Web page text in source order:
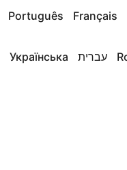
Português Français
Українська עברית